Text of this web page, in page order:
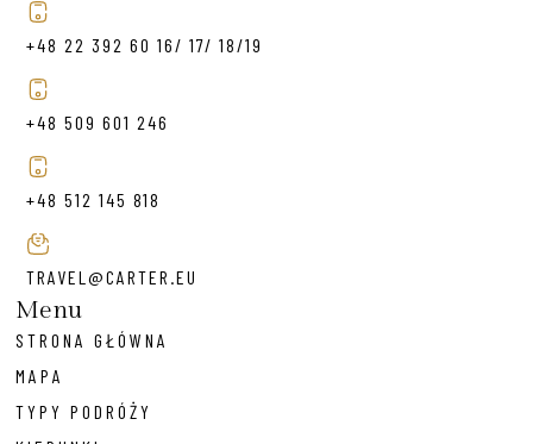
+48 22 392 60 16/ 17/ 18/19
+48 509 601 246
+48 512 145 818
TRAVEL@CARTER.EU
Menu
STRONA GŁÓWNA
MAPA
TYPY PODRÓŻY